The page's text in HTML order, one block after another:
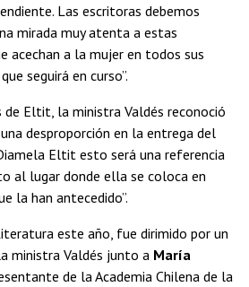
Las escritoras debemos
mirada muy atenta a estas
acechan a la mujer en todos sus
seguirá en curso”.
de Eltit, la ministra Valdés reconoció
desproporción en la entrega del
Eltit esto será una referencia
al lugar donde ella se coloca en
la han antecedido”.
este año, fue dirimido por un
ministra Valdés junto a María
de la Academia Chilena de la